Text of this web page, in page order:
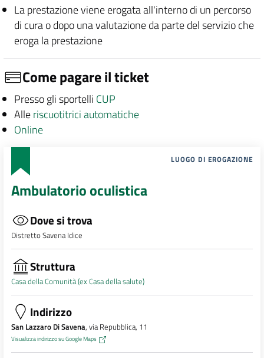
La prestazione viene erogata all'interno di un percorso
di cura o dopo una valutazione da parte del servizio che
eroga la prestazione
Come pagare il ticket
Presso gli sportelli CUP
Alleriscuotitrici automatiche
Online
LUOGO DI EROGAZIONE
Ambulatorio oculistica
Dove si trova
Distretto Savena Idice
Struttura
Casa della Comunità (ex Casa della salute)
Indirizzo
San Lazzaro Di Savena, via Repubblica, 11
Visualizza indirizzo su Google Maps